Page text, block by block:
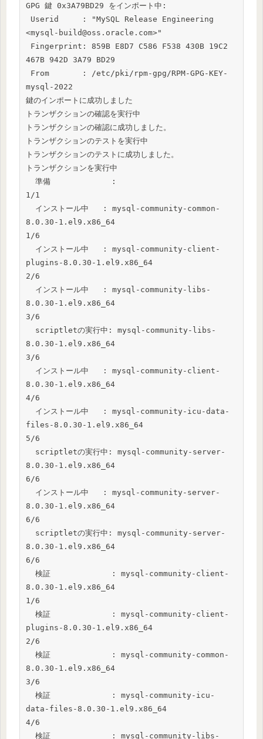
GPG 鍵 0x3A79BD29 をインポート中:
<mysql-build@oss.oracle.com>"
467B 942D 3A79 BD29
mysql-2022
鍵のインポートに成功しました
トランザクションの確認を実行中
トランザクションの確認に成功しました。
トランザクションのテストを実行中
トランザクションのテストに成功しました。
トランザクションを実行中
1/1
8.0.30-1.el9.x86_64
1/6
plugins-8.0.30-1.el9.x86_64
2/6
8.0.30-1.el9.x86_64
3/6
8.0.30-1.el9.x86_64
3/6
8.0.30-1.el9.x86_64
4/6
files-8.0.30-1.el9.x86_64
5/6
8.0.30-1.el9.x86_64
6/6
8.0.30-1.el9.x86_64
6/6
8.0.30-1.el9.x86_64
6/6
8.0.30-1.el9.x86_64
1/6
plugins-8.0.30-1.el9.x86_64
2/6
8.0.30-1.el9.x86_64
3/6
data-files-8.0.30-1.el9.x86_64
4/6